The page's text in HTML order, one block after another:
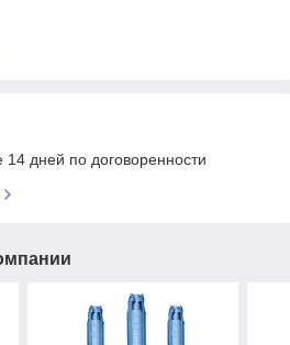
14 дней по договоренности